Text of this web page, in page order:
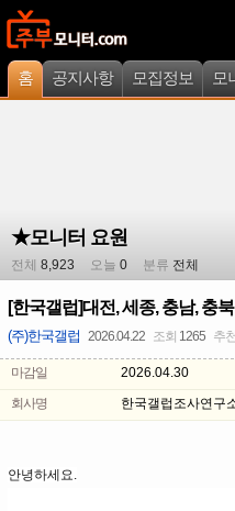
홈 공지사항 모집정보 모
★모니터 요원
전체 8,923 오늘 0 분류 전체
[한국갤럽]대전, 세종, 충남, 충
(주)한국갤럽 2026.04.22 조회 1265 추천
마감일
2026.04.30
회사명
한국갤럽조사연구
안녕하세요.